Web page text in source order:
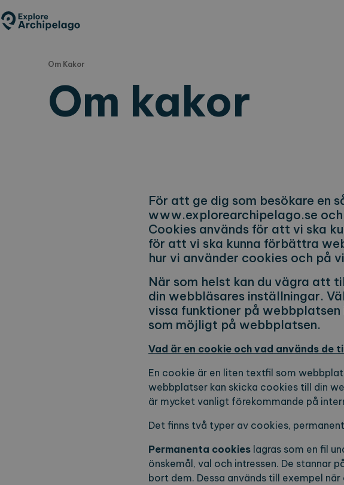
till
Om Kakor
Om kakor
För att ge dig som besökare en
www.explorearchipelago.se
Cookies används för att vi ska
för att vi ska kunna förbättra
hur vi använder cookies och på
När som helst kan du vägra att
din webbläsares inställningar.
vissa funktioner på
som möjligt på webbplatsen.
Vad är en cookie och vad används de
En cookie är en liten textfil som
webbplatser kan skicka cookies till din
är mycket vanligt förekommande på
Det finns två typer av cookies,
Permanenta cookies lagras som en fil
önskemål, val och intressen. De stannar
bort dem. Dessa används till exempel